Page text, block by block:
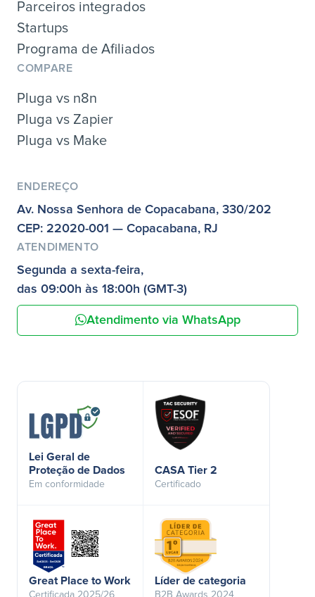
Parceiros integrados
Startups
Programa de Afiliados
COMPARE
Pluga vs n8n
Pluga vs Zapier
Pluga vs Make
ENDEREÇO
Av. Nossa Senhora de Copacabana, 330/202
CEP: 22020-001 — Copacabana, RJ
ATENDIMENTO
Segunda a sexta-feira,
das 09:00h às 18:00h (GMT-3)
Atendimento via WhatsApp
Lei Geral de
Proteção de Dados
Em conformidade
CASA Tier 2
Certificado
Great Place to Work
Certificada 2025/26
Líder de categoria
B2B Awards 2024